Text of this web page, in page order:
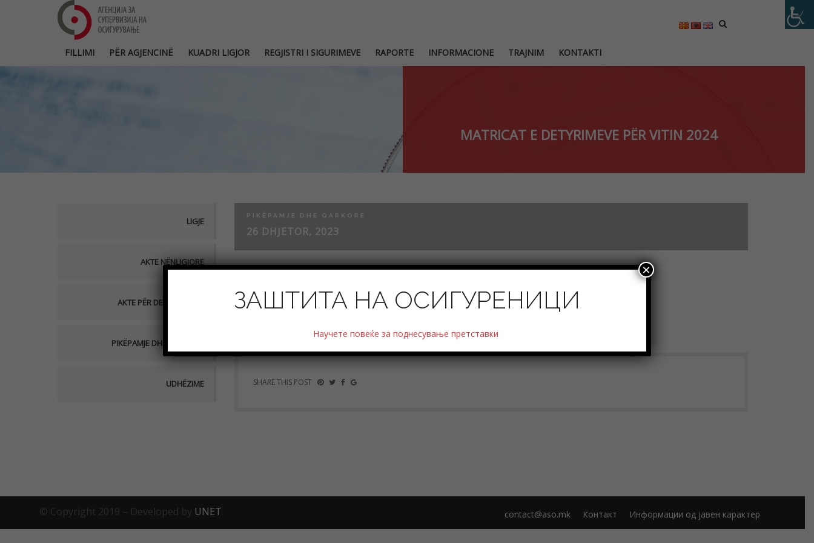
FILLIMI PËR AGJENCINË KUADRI LIGJOR REGJISTRI I SIGURIMEVE RAPORTE INFORMACIONE TRAJNIM KONTAKTI
MATRICAT E DETYRIMEVE PËR VITIN 2024
LIGJE
AKTE NËNLIGJORE
AKTE PËR DEBAT PUBLIK
PIKËPAMJE DHE QARKORE
UDHËZIME
PIKËPAMJE DHE QARKORE
26 DHJETOR, 2023
SHARE THIS POST
© Copyright 2019 – Developed by UNET Информации од јавен карактер
Контакт
contact@aso.mk
ЗАШТИТА НА ОСИГУРЕНИЦИ
Научете повеќе за поднесување претставки
×